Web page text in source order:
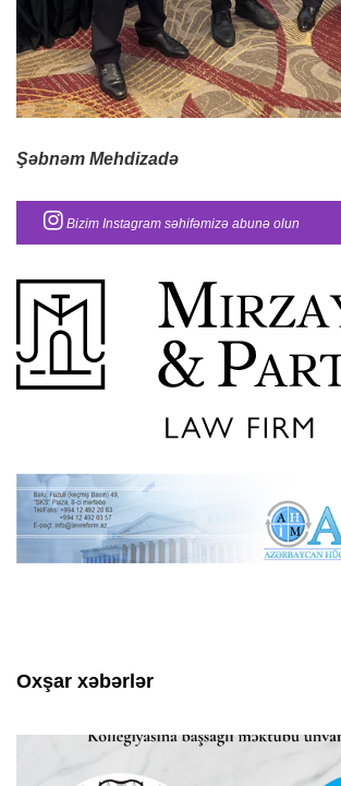
Şəbnəm Mehdizadə
Bizim Instagram səhifəmizə abunə olun
Oxşar xəbərlər